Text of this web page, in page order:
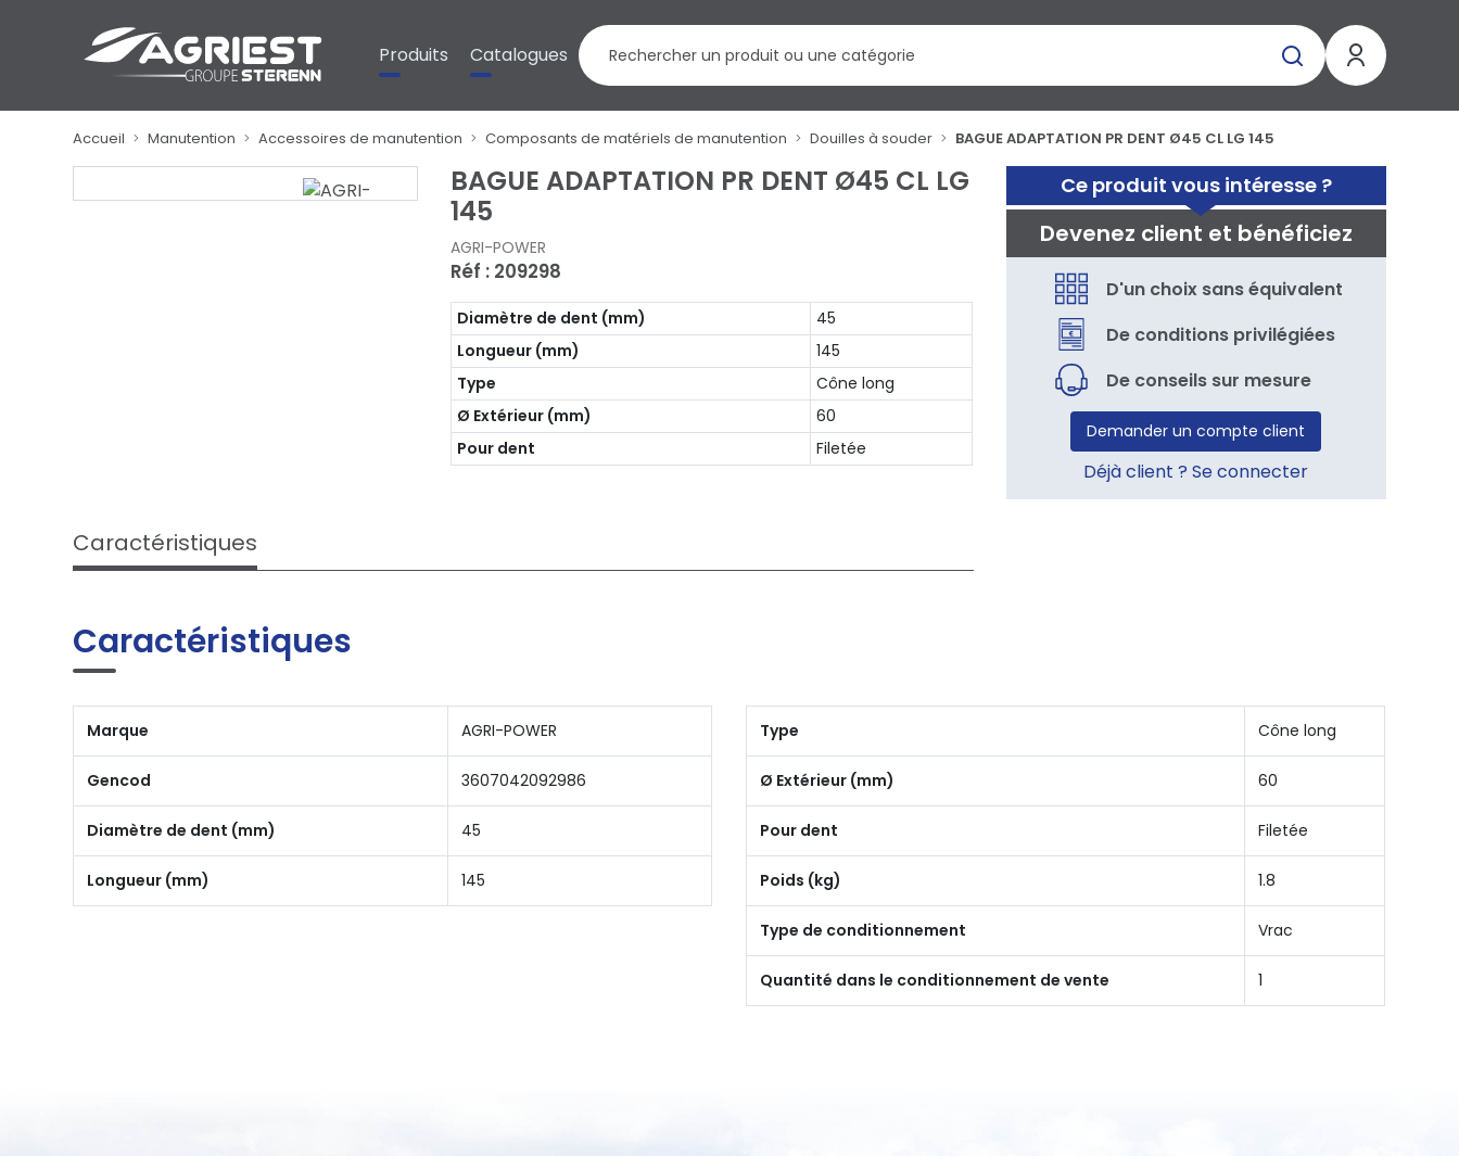
Produits Catalogues
Accueil Manutention Accessoires de manutention Composants de matériels de manutention Douilles à souder BAGUE ADAPTATION PR DENT Ø45 CL LG 145
Ce produit vous intéresse ?
Devenez client et bénéficiez
D'un choix sans équivalent
De conditions privilégiées
De conseils sur mesure
Demander un compte client
Déjà client ? Se connecter
BAGUE ADAPTATION PR DENT Ø45 CL LG
145
AGRI-POWER
Réf : 209298
Diamètre de dent (mm)
45
Longueur (mm)
145
Type
Cône long
Ø Extérieur (mm)
60
Pour dent
Filetée
Caractéristiques
Caractéristiques
Marque AGRI-POWER
Gencod 3607042092986
Diamètre de dent (mm) 45
Longueur (mm) 145
Type Cône long
Ø Extérieur (mm) 60
Pour dent Filetée
Poids (kg) 1.8
Type de conditionnement Vrac
Quantité dans le conditionnement de vente 1